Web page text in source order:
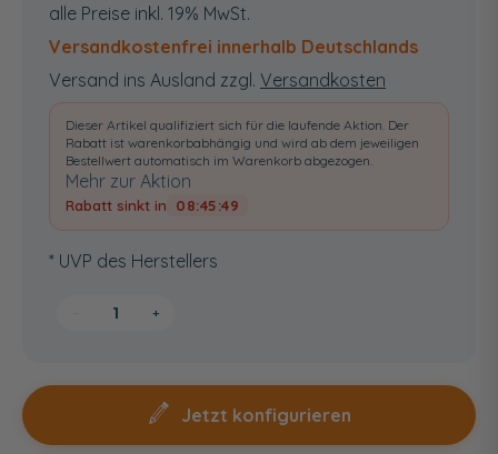
alle Preise inkl. 19% MwSt.
Versandkostenfrei innerhalb Deutschlands
Versand ins Ausland zzgl. Versandkosten
Dieser Artikel qualifiziert sich für die laufende Aktion. Der
Rabatt ist warenkorbabhängig und wird ab dem jeweiligen
Bestellwert automatisch im Warenkorb abgezogen.
Mehr zur Aktion
Rabatt sinkt in 08:45:48
* UVP des Herstellers
+
Jetzt konfigurieren